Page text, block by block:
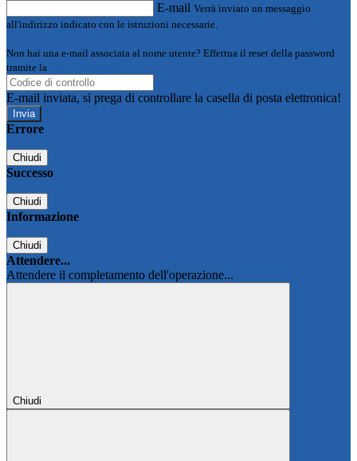
E-mail Verrà inviato un messaggio
all'indirizzo indicato con le istruzioni necessarie.
Non hai una e-mail associata al nome utente? Effettua il reset della password
tramite la
E-mail inviata, si prega di controllare la casella di posta elettronica!
Errore
Chiudi
Successo
Chiudi
Informazione
Chiudi
Attendere...
Attendere il completamento dell'operazione...
Chiudi